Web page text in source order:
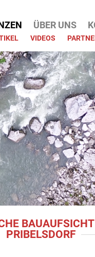
VIDEOS
ÜBER UNS
PRIBELSDORF